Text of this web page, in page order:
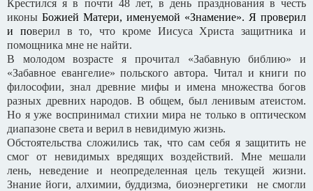
Крестился я в почти 48 лет, в день празднования в честь
иконы Божией Матери, именуемой «Знамение». Я проверил
и поверил в то, что кроме Иисуса Христа защитника и
помощника мне не найти.
В молодом возрасте я прочитал «Забавную библию» и
«Забавное евангелие» польского автора. Читал и книги по
философии, знал древние мифы и имена множества богов
разных древних народов. В общем, был ленивым атеистом.
Но я уже воспринимал стихии мира не только в оптическом
диапазоне света и верил в невидимую жизнь.
Обстоятельства сложились так, что сам себя я защитить не
смог от невидимых вредящих воздействий. Мне мешали
лень, неведение и неопределенная цель текущей жизни.
Знание йоги, алхимии, буддизма, биоэнергетики не смогли